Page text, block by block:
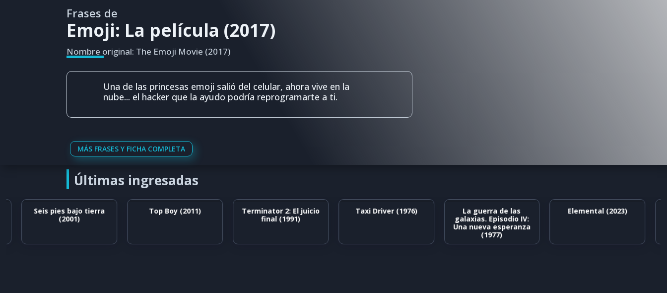
Frases de
Emoji: La película (2017)
Nombre original: The Emoji Movie (2017)
Una de las princesas emoji salió del celular, ahora vive en la
nube... el hacker que la ayudo podría reprogramarte a ti.
MÁS FRASES Y FICHA COMPLETA
Últimas ingresadas
Seis pies bajo tierra
(2001)
Top Boy (2011)
Terminator 2: El juicio
final (1991)
Taxi Driver (1976)
La guerra de las
galaxias. Episodio IV:
Una nueva esperanza
(1977)
Elemental (2023)